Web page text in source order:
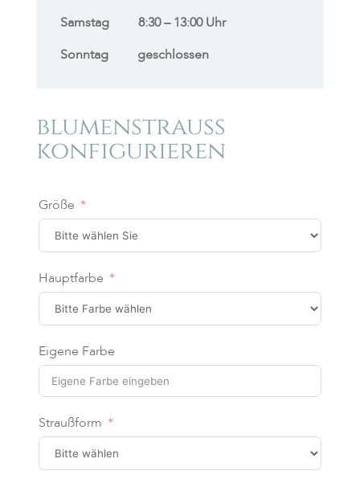
Samstag 8:30 – 13:00 Uhr
Sonntag geschlossen
blumenstrauß
konfigurieren
Größe
Hauptfarbe
Eigene Farbe
Straußform